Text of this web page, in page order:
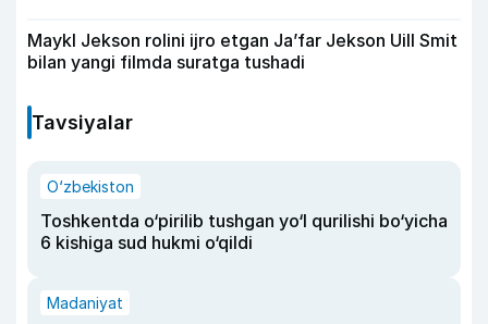
Maykl Jekson rolini ijro etgan Ja’far Jekson Uill Smit
bilan yangi filmda suratga tushadi
Tavsiyalar
O‘zbekiston
Toshkentda o‘pirilib tushgan yo‘l qurilishi bo‘yicha
6 kishiga sud hukmi o‘qildi
Madaniyat